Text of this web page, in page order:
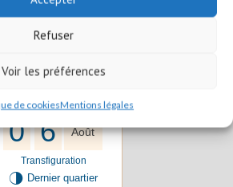
Refuser
Voir les préférences
de cookiesMentions légales
Vers la page "Promenade"
Aujourd'hui
Jeudi - Sem. 32
0 6 Août
Transfiguration
T Dernier quartier